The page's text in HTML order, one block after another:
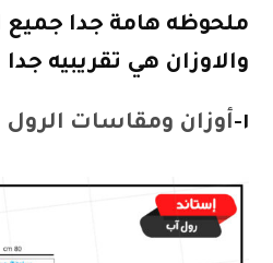
ملحوظه هامة جدا
والاوزان هي تقريبيه جدا
١- أوزان ومقاسات